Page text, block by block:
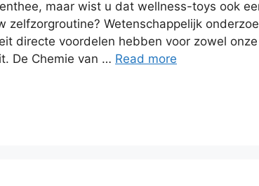
maar wist u dat wellness-toys ook
zelfzorgroutine? Wetenschappelijk
directe voordelen hebben voor zowel
De Chemie van … Read more